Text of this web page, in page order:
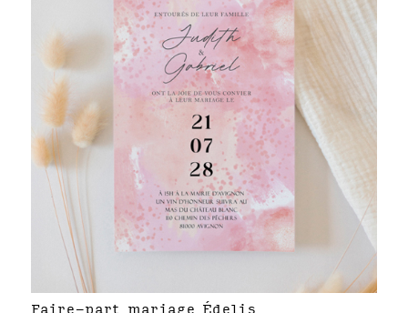
Faire-part mariage Édelis